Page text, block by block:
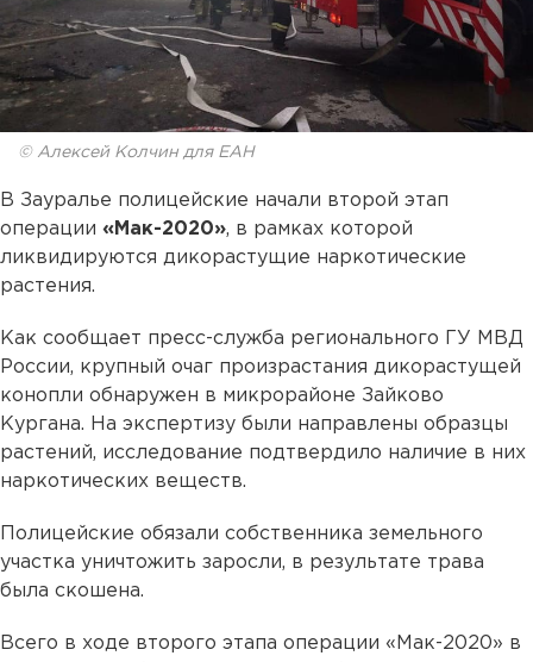
© Алексей Колчин для ЕАН
В Зауралье полицейские начали второй этап
операции «Мак-2020», в рамках которой
ликвидируются дикорастущие наркотические
растения.
Как сообщает пресс-служба регионального ГУ МВД
России, крупный очаг произрастания дикорастущей
конопли обнаружен в микрорайоне Зайково
Кургана. На экспертизу были направлены образцы
растений, исследование подтвердило наличие в них
наркотических веществ.
Полицейские обязали собственника земельного
участка уничтожить заросли, в результате трава
была скошена.
Всего в ходе второго этапа операции «Мак-2020» в